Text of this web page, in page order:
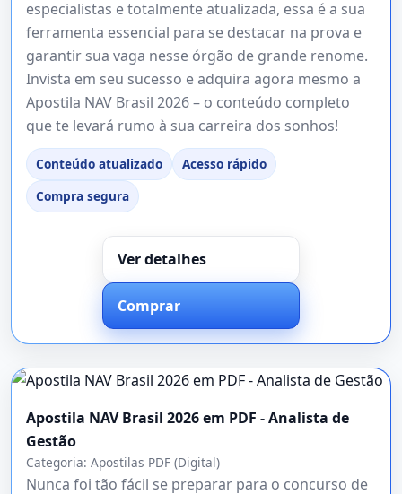
especialistas e totalmente atualizada, essa é a sua
ferramenta essencial para se destacar na prova e
garantir sua vaga nesse órgão de grande renome.
Invista em seu sucesso e adquira agora mesmo a
Apostila NAV Brasil 2026 – o conteúdo completo
que te levará rumo à sua carreira dos sonhos!
Conteúdo atualizado
Acesso rápido
Compra segura
Ver detalhes
Comprar
Apostila NAV Brasil 2026 em PDF - Analista de
Gestão
Categoria: Apostilas PDF (Digital)
Nunca foi tão fácil se preparar para o concurso de